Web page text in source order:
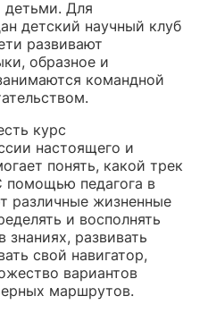
детьми. Для
детский научный клуб
развивают
образное и
командной
курс
настоящего и
понять, какой трек
помощью педагога в
различные жизненные
и восполнять
развивать
свой навигатор,
вариантов
маршрутов.